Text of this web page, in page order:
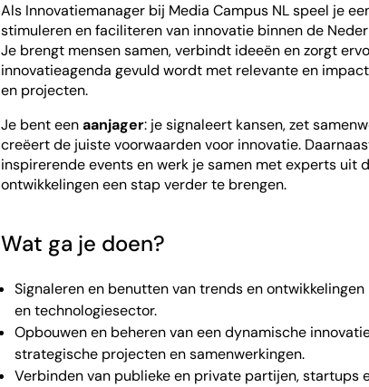
Als Innovatiemanager bij Media Campus NL speel je
stimuleren en faciliteren van innovatie binnen de
Je brengt mensen samen, verbindt ideeën en zorgt
innovatieagenda gevuld wordt met relevante en
en projecten.
Je bent eenaanjager: je signaleert kansen, zet
creëert de juiste voorwaarden voor innovatie.
inspirerende events en werk je samen met experts uit
ontwikkelingen een stap verder te brengen.
Wat ga je doen?
Signaleren en benutten van trends en
en technologiesector.
Opbouwen en beheren van een dynamische
strategische projecten en samenwerkingen.
Verbinden van publieke en private partijen, startups